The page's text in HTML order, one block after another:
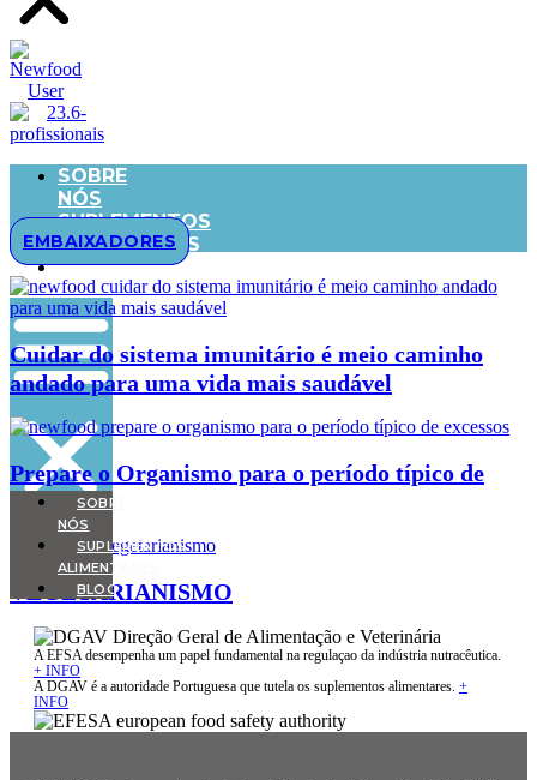
SOBRE
NÓS
SUPLEMENTOS
ALIMENTARES
BLOG
SOBRE
NÓS
SUPLEMENTOS
ALIMENTARES
BLOG
EMBAIXADORES
Cuidar do sistema imunitário é meio caminho
andado para uma vida mais saudável
Prepare o Organismo para o período típico de
excessos
VEGETARIANISMO
A EFSA desempenha um papel fundamental na regulaçao da indústria nutracêutica.
+ INFO
A DGAV é a autoridade Portuguesa que tutela os suplementos alimentares. +
INFO